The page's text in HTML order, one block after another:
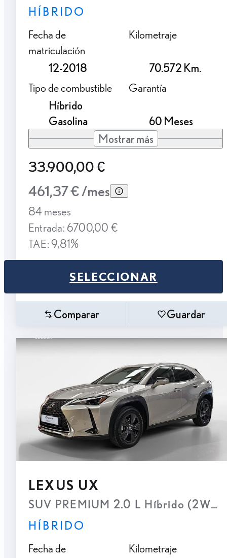
HÍBRIDO
Fecha de
matriculación
12-2018
Kilometraje
70.572 Km.
Tipo de combustible
Híbrido
Gasolina
Garantía
60 Meses
Mostrar más
33.900,00 €
461,37 € /mes
84 meses
Entrada: 6700,00 €
TAE: 9,81%
SELECCIONAR
Comparar Guardar
LEXUS UX
SUV PREMIUM 2.0 L Híbrido (2WD)
HÍBRIDO
Fecha de
Kilometraje